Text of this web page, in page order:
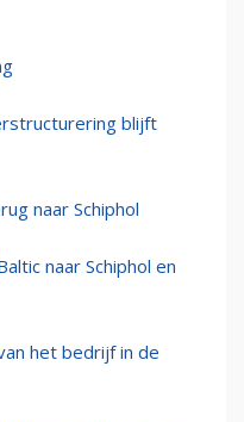
blijft
naar Schiphol
naar Schiphol en
het bedrijf in de